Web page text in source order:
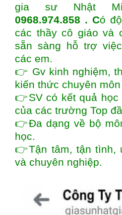
gia sư Nhật
0968.974.858 . Có
các thầy cô giáo và
sẵn sàng hỗ trợ
các em.
👉 Gv kinh nghiệm,
kiến thức chuyên
👉SV có kết quả học
của các trường Top
👉Đa dạng về bộ
học.
👉Tận tâm, tận tình,
và chuyên nghiệp.